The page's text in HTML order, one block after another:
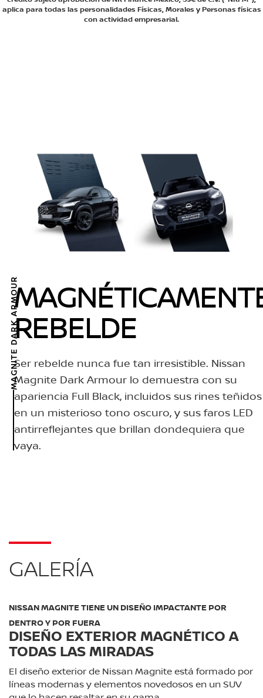
aplica para todas las personalidades Físicas, Morales y Personas físicas
con actividad empresarial.
MAGNITE DARK ARMOURREBELDE
Ser rebelde nunca fue tan irresistible. Nissan
Magnite Dark Armour lo demuestra con su
apariencia Full Black, incluidos sus rines teñidos
en un misterioso tono oscuro, y sus faros LED
antirreflejantes que brillan dondequiera que
vaya.
GALERÍA
NISSAN MAGNITE TIENE UN DISEÑO IMPACTANTE POR
DENTRO Y POR FUERA
DISEÑO EXTERIOR MAGNÉTICO A
TODAS LAS MIRADAS
El diseño exterior de Nissan Magnite está formado por
líneas modernas y elementos novedosos en un SUV